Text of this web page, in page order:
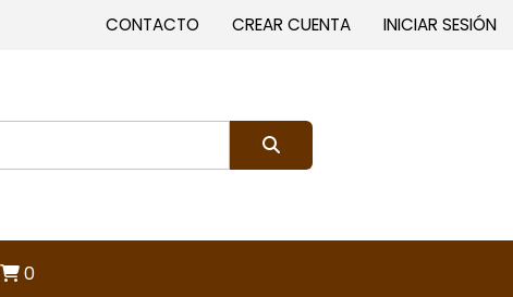
CONTACTO CREAR CUENTA INICIAR SESIÓN
0